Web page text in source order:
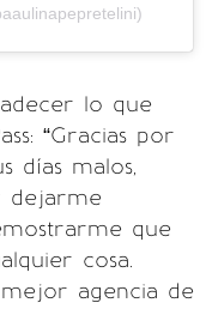
lo que
“Gracias por
días malos,
dejarme
que
cosa.
agencia de